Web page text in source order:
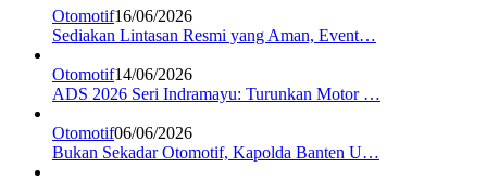
Otomotif16/06/2026
Sediakan Lintasan Resmi yang Aman, Event…
Otomotif14/06/2026
ADS 2026 Seri Indramayu: Turunkan Motor …
Otomotif06/06/2026
Bukan Sekadar Otomotif, Kapolda Banten U…